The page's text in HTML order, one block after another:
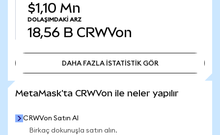
$1,10 Mn
DOLAŞIMDAKI ARZ
18,56 B CRWVon
DAHA FAZLA İSTATİSTİK GÖR
MetaMask'ta CRWVon ile neler yapılır
CRWVon Satın Al
Birkaç dokunuşla satın alın.